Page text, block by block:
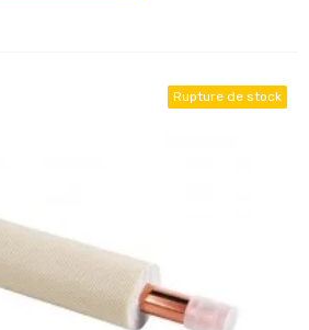
Rupture de stock